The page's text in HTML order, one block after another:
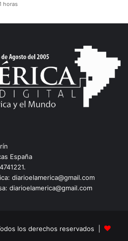
horas
España
diarioelamerica@gmail.com
diarioelamerica@gmail.com
los derechos reservados |